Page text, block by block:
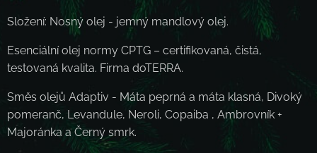
Složení: Nosný olej - jemný mandlový olej.
Esenciální olej normy CPTG – certifikovaná, čistá,
testovaná kvalita. Firma doTERRA.
Směs olejů Adaptiv - Máta peprná a máta klasná, Divoký
pomeranč, Levandule, Neroli, Copaiba , Ambrovník +
Majoránka a Černý smrk.